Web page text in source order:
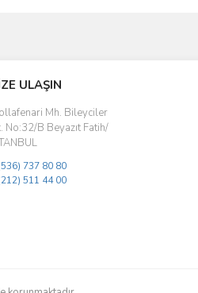
ULAŞIN
Mh. Bileyciler
No:32/B Beyazıt Fatih/
737 80 80
511 44 00